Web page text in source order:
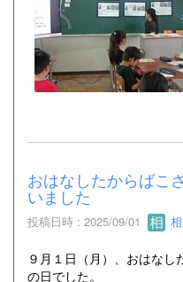
おはなしたからばこ
いました
投稿日時 : 2025/09/01
９月１日（月）、おはな
の日でした。